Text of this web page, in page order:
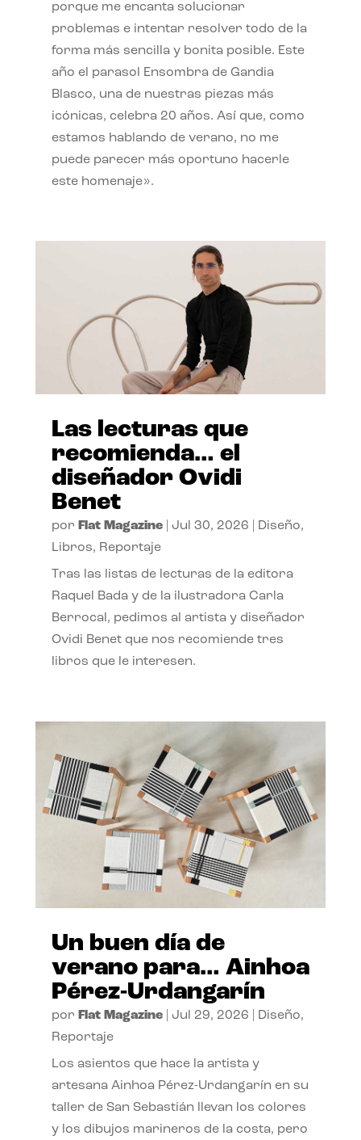
porque me encanta solucionar
problemas e intentar resolver todo de la
forma más sencilla y bonita posible. Este
año el parasol Ensombra de Gandia
Blasco, una de nuestras piezas más
icónicas, celebra 20 años. Así que, como
estamos hablando de verano, no me
puede parecer más oportuno hacerle
este homenaje».
Las lecturas que
recomienda… el
diseñador Ovidi
Benet
por Flat Magazine| Jul 30, 2026 Diseño,
Libros, Reportaje
Tras las listas de lecturas de la editora
Raquel Bada y de la ilustradora Carla
Berrocal, pedimos al artista y diseñador
Ovidi Benet que nos recomiende tres
libros que le interesen.
Un buen día de
verano para… Ainhoa
Pérez-Urdangarín
por Flat Magazine| Jul 29, 2026 Diseño,
Reportaje
Los asientos que hace la artista y
artesana Ainhoa Pérez-Urdangarín en su
taller de San Sebastián llevan los colores
y los dibujos marineros de la costa, pero